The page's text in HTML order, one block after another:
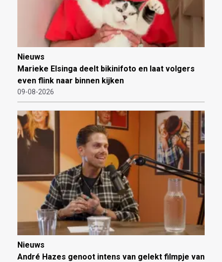
Nieuws
Marieke Elsinga deelt bikinifoto en laat volgers
even flink naar binnen kijken
09-08-2026
Nieuws
André Hazes genoot intens van gelekt filmpje van